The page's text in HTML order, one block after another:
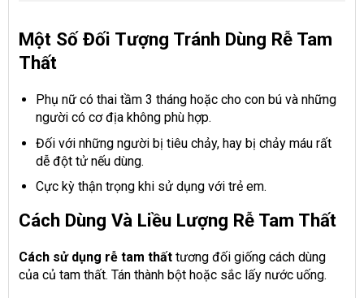
Một Số Đối Tượng Tránh Dùng Rễ Tam
Thất
Phụ nữ có thai tầm 3 tháng hoặc cho con bú và những
người có cơ địa không phù hợp.
Đối với những người bị tiêu chảy, hay bị chảy máu rất
dễ đột tử nếu dùng.
Cực kỳ thận trọng khi sử dụng với trẻ em.
Cách Dùng Và Liều Lượng Rễ Tam Thất
Cách sử dụng rễ tam thất tương đối giống cách dùng
của củ tam thất. Tán thành bột hoặc sắc lấy nước uống.